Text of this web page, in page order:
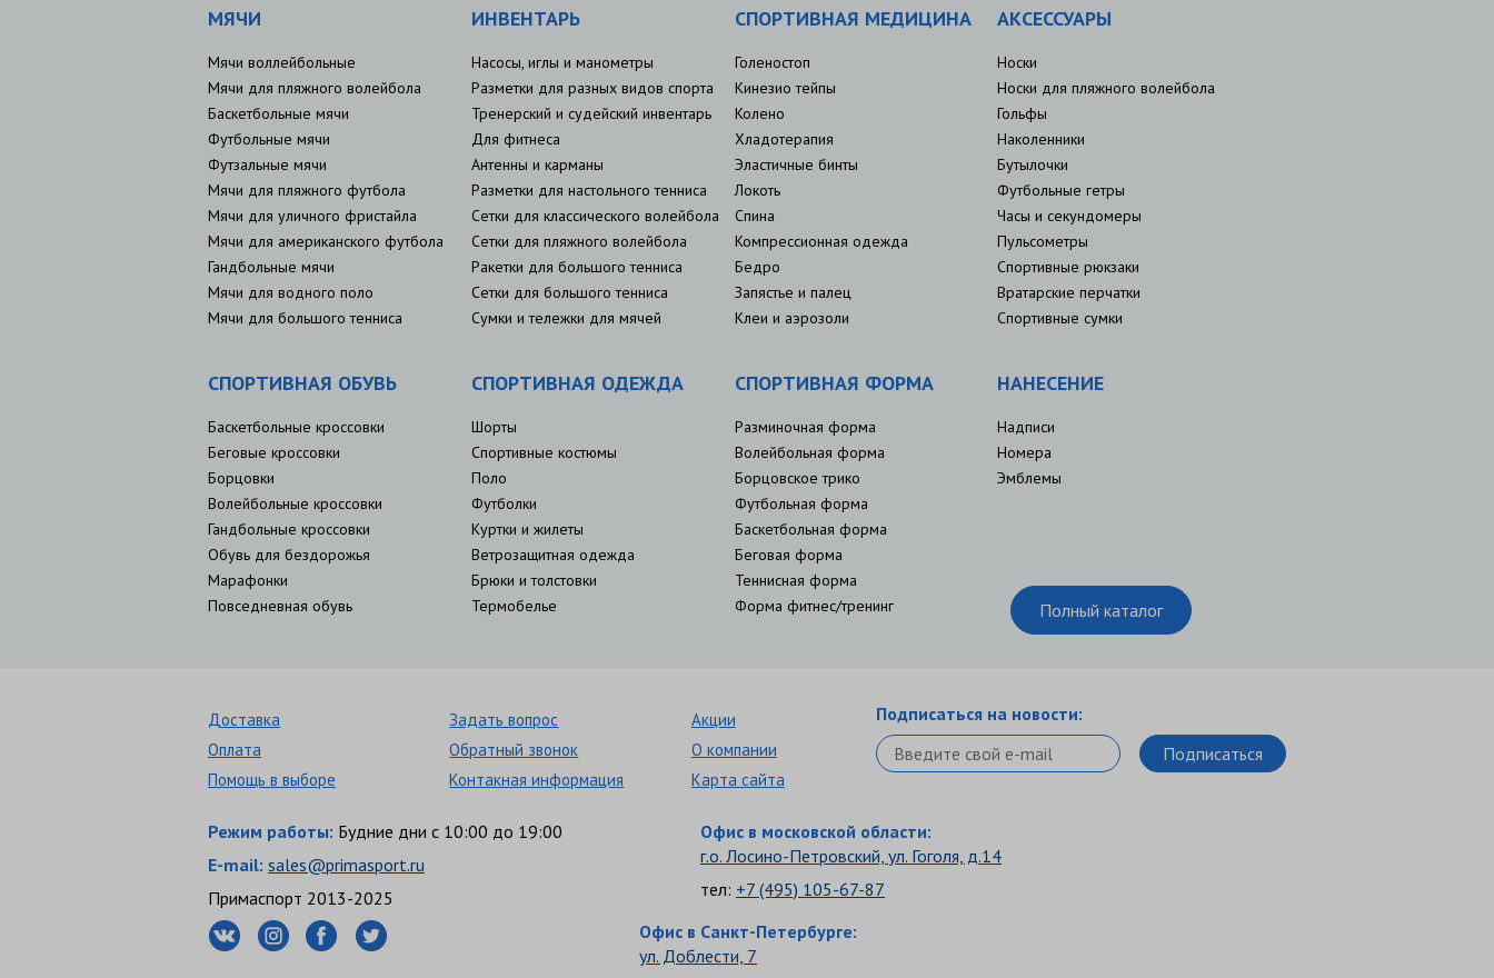
МЯЧИ
Мячи воллейбольные
Мячи для пляжного волейбола
Баскетбольные мячи
Футбольные мячи
Футзальные мячи
Мячи для пляжного футбола
Мячи для уличного фристайла
Мячи для американского футбола
Гандбольные мячи
Мячи для водного поло
Мячи для большого тенниса
ИНВЕНТАРЬ
Насосы, иглы и манометры
Разметки для разных видов спорта
Тренерский и судейский инвентарь
Для фитнеса
Антенны и карманы
Разметки для настольного тенниса
Сетки для классического волейбола
Сетки для пляжного волейбола
Ракетки для большого тенниса
Сетки для большого тенниса
Сумки и тележки для мячей
СПОРТИВНАЯ МЕДИЦИНА
Голеностоп
Кинезио тейпы
Колено
Хладотерапия
Эластичные бинты
Локоть
Спина
Компрессионная одежда
Бедро
Запястье и палец
Клеи и аэрозоли
АКСЕССУАРЫ
Носки
Носки для пляжного волейбола
Гольфы
Наколенники
Бутылочки
Футбольные гетры
Часы и секундомеры
Пульсометры
Спортивные рюкзаки
Вратарские перчатки
Спортивные сумки
СПОРТИВНАЯ ОБУВЬ
Баскетбольные кроссовки
Беговые кроссовки
Борцовки
Волейбольные кроссовки
Гандбольные кроссовки
Обувь для бездорожья
Марафонки
Повседневная обувь
СПОРТИВНАЯ ОДЕЖДА
Шорты
Спортивные костюмы
Поло
Футболки
Куртки и жилеты
Ветрозащитная одежда
Брюки и толстовки
Термобелье
СПОРТИВНАЯ ФОРМА
Разминочная форма
Волейбольная форма
Борцовское трико
Футбольная форма
Баскетбольная форма
Беговая форма
Теннисная форма
Форма фитнес/тренинг
НАНЕСЕНИЕ
Надписи
Номера
Эмблемы
Полный каталог
Доставка
Оплата
Помощь в выборе
Задать вопрос
Обратный звонок
Контакная информация
Акции
О компании
Карта сайта
Подписаться на новости:
Режим работы: Будние дни с 10:00 до 19:00
E-mail: sales@primasport.ru
Примаспорт 2013-2025
Офис в московской области:
г.о. Лосино-Петровский, ул. Гоголя, д.14
тел: +7 (495) 105-67-87
Офис в Санкт-Петербурге:
ул. Доблести, 7